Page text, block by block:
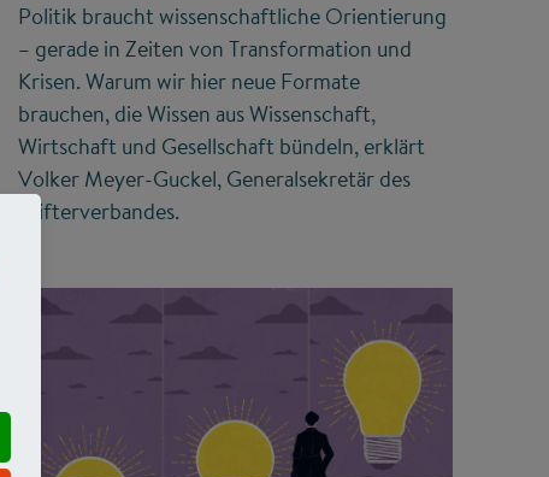
Politik braucht wissenschaftliche Orientierung
– gerade in Zeiten von Transformation und
Krisen. Warum wir hier neue Formate
brauchen, die Wissen aus Wissenschaft,
Wirtschaft und Gesellschaft bündeln, erklärt
Volker Meyer-Guckel, Generalsekretär des
Stifterverbandes.